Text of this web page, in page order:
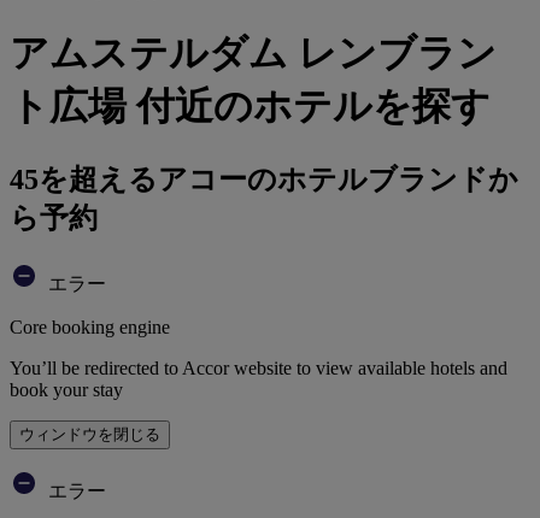
アムステルダム レンブラン
ト広場 付近のホテルを探す
45を超えるアコーのホテルブランドか
ら予約
エラー
Core booking engine
You’ll be redirected to Accor website to view available hotels and
book your stay
ウィンドウを閉じる
エラー